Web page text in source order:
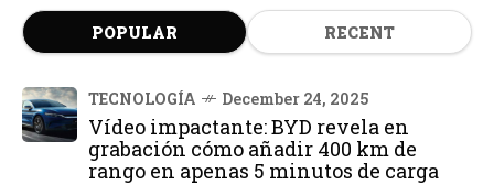
POPULAR RECENT
TECNOLOGÍA December 24, 2025
Vídeo impactante: BYD revela en
grabación cómo añadir 400 km de
rango en apenas 5 minutos de carga